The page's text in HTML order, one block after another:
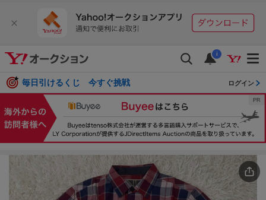
i
毎日引けるくじ 今すぐ挑戦 ログイン